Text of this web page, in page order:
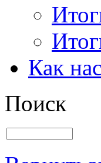
Как
Поиск